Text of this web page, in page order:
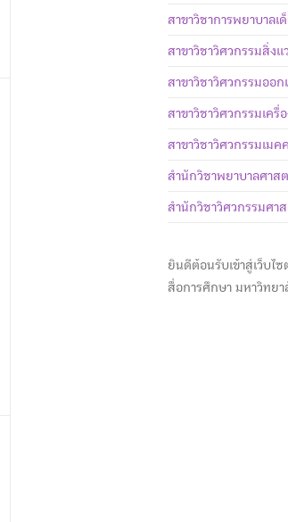
สาขาวิชาการพยาบาลเ
สาขาวิชาวิศวกรรมสิ่งแ
สาขาวิชาวิศวกรรมอ
สาขาวิชาวิศวกรรมเครื่
สาขาวิชาวิศวกรรมเม
สำนักวิชาพยาบาลศาส
สำนักวิชาวิศวกรรมศา
ยินดีต้อนรับเข้าสู่เว็บไ
สื่อการศึกษา มหาวิทยา